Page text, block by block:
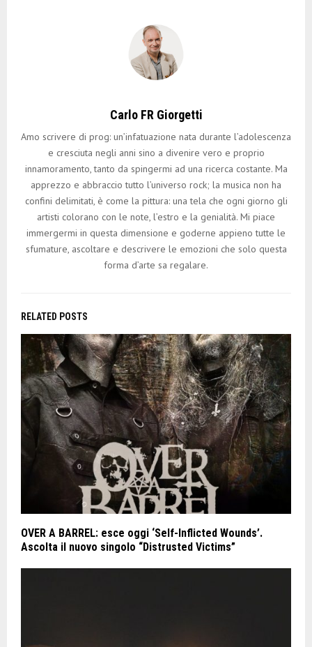
Carlo FR Giorgetti
Amo scrivere di prog: un’infatuazione nata durante l’adolescenza
e cresciuta negli anni sino a divenire vero e proprio
innamoramento, tanto da spingermi ad una ricerca costante. Ma
apprezzo e abbraccio tutto l’universo rock; la musica non ha
confini delimitati, è come la pittura: una tela che ogni giorno gli
artisti colorano con le note, l’estro e la genialità. Mi piace
immergermi in questa dimensione e goderne appieno tutte le
sfumature, ascoltare e descrivere le emozioni che solo questa
forma d’arte sa regalare.
RELATED POSTS
OVER A BARREL: esce oggi ‘Self-Inflicted Wounds’.
Ascolta il nuovo singolo “Distrusted Victims”